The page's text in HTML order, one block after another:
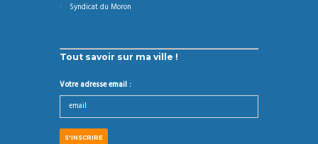
Syndicat du Moron
Tout savoir sur ma ville !
Votre adresse email :